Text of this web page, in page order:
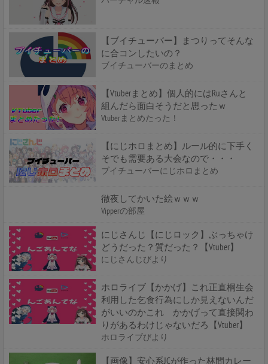
【ブイチューバー】まつりってそんな
に合コンしたいの？
ブイチューバーのまとめ
【Vtuberまとめ】個人的にはRuさんと
組んだら面白そうだと思ったｗ
Vtuberまとめたった！
【にじホロまとめ】ルール的に下手く
そでも需要ある大会なので・・・
ブイチューバーにじホロまとめ
徹夜してかいた絵ｗｗｗ
Vipperの部屋
にじさんじ【にじロック】ぶっちゃけ
どうだった？質だった？【Vtuber】
にじさんじびより
ホロライブ【かかげ】これ正直桐生会
利用した乞食行為にしか見えないんだ
がいいのかこれ かかげって直接関わ
りがあるわけじゃないだろ【Vtuber】
ホロライブびより
【画像】安心系JCが作った林間カレー